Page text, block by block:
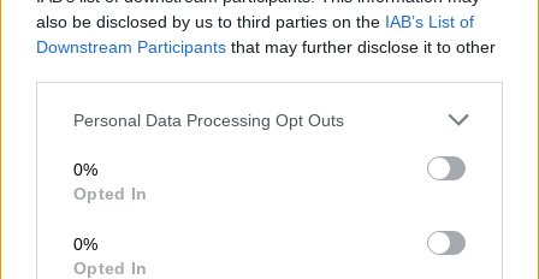
also be disclosed by us to third parties on the IAB’s List of
Downstream Participants that may further disclose it to other
Please note that this website/app uses one or more Google
not limited to your visit or usage behaviour. You may click to
grant or deny consent to Google and its third-party tags to
consent section.
Personal Data Processing Opt Outs
0%
Opted In
0%
Opted In